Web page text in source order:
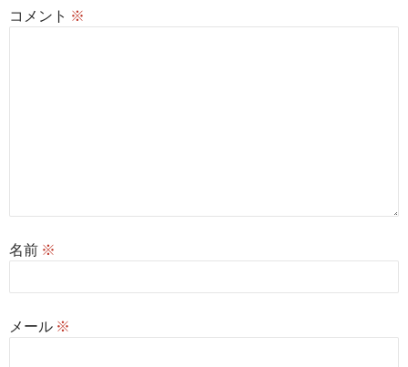
コメント ※
名前 ※
メール ※